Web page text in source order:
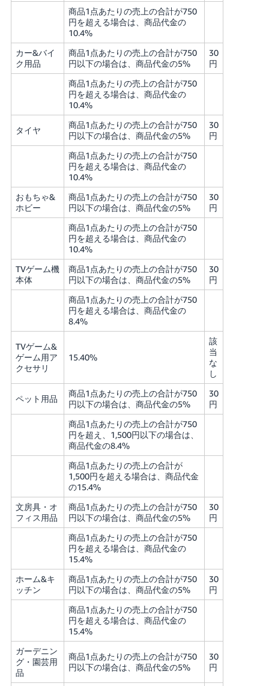
商品1点あたりの売上の合計が750
円を超える場合は、商品代金の
10.4%
カー&バイ
ク用品
商品1点あたりの売上の合計が750
円以下の場合は、商品代金の5%
30
円
商品1点あたりの売上の合計が750
円を超える場合は、商品代金の
10.4%
タイヤ
商品1点あたりの売上の合計が750
円以下の場合は、商品代金の5%
30
円
商品1点あたりの売上の合計が750
円を超える場合は、商品代金の
10.4%
おもちゃ&
ホビー
商品1点あたりの売上の合計が750
円以下の場合は、商品代金の5%
30
円
商品1点あたりの売上の合計が750
円を超える場合は、商品代金の
10.4%
TVゲーム機
本体
商品1点あたりの売上の合計が750
円以下の場合は、商品代金の5%
30
円
商品1点あたりの売上の合計が750
円を超える場合は、商品代金の
8.4%
TVゲーム&
ゲーム用ア
クセサリ
15.40%
該
当
な
し
ペット用品
商品1点あたりの売上の合計が750
円以下の場合は、商品代金の5%
30
円
商品1点あたりの売上の合計が750
円を超え、1,500円以下の場合は、
商品代金の8.4%
商品1点あたりの売上の合計が
1,500円を超える場合は、商品代金
の15.4%
文房具・オ
フィス用品
商品1点あたりの売上の合計が750
円以下の場合は、商品代金の5%
30
円
商品1点あたりの売上の合計が750
円を超える場合は、商品代金の
15.4%
ホーム&キ
ッチン
商品1点あたりの売上の合計が750
円以下の場合は、商品代金の5%
30
円
商品1点あたりの売上の合計が750
円を超える場合は、商品代金の
15.4%
ガーデニン
グ・園芸用
品
商品1点あたりの売上の合計が750
円以下の場合は、商品代金の5%
30
円